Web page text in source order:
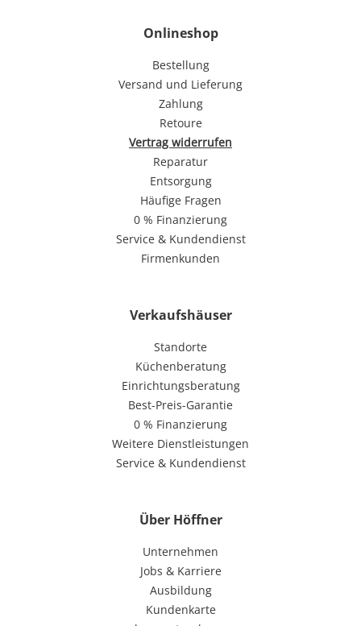
Onlineshop
Bestellung
Versand und Lieferung
Zahlung
Retoure
Vertrag widerrufen
Reparatur
Entsorgung
Häufige Fragen
0 % Finanzierung
Service & Kundendienst
Firmenkunden
Verkaufshäuser
Standorte
Küchenberatung
Einrichtungsberatung
Best-Preis-Garantie
0 % Finanzierung
Weitere Dienstleistungen
Service & Kundendienst
Über Höffner
Unternehmen
Jobs & Karriere
Ausbildung
Kundenkarte